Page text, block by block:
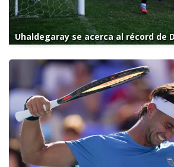
Uhaldegaray se acerca al récord de